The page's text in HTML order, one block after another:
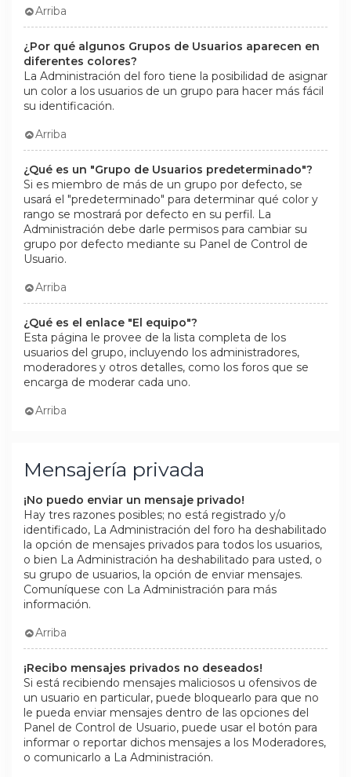
Arriba
¿Por qué algunos Grupos de Usuarios aparecen en
diferentes colores?
La Administración del foro tiene la posibilidad de asignar
un color a los usuarios de un grupo para hacer más fácil
su identificación.
Arriba
¿Qué es un "Grupo de Usuarios predeterminado"?
Si es miembro de más de un grupo por defecto, se
usará el "predeterminado" para determinar qué color y
rango se mostrará por defecto en su perfil. La
Administración debe darle permisos para cambiar su
grupo por defecto mediante su Panel de Control de
Usuario.
Arriba
¿Qué es el enlace "El equipo"?
Esta página le provee de la lista completa de los
usuarios del grupo, incluyendo los administradores,
moderadores y otros detalles, como los foros que se
encarga de moderar cada uno.
Arriba
Mensajería privada
¡No puedo enviar un mensaje privado!
Hay tres razones posibles; no está registrado y/o
identificado, La Administración del foro ha deshabilitado
la opción de mensajes privados para todos los usuarios,
o bien La Administración ha deshabilitado para usted, o
su grupo de usuarios, la opción de enviar mensajes.
Comuníquese con La Administración para más
información.
Arriba
¡Recibo mensajes privados no deseados!
Si está recibiendo mensajes maliciosos u ofensivos de
un usuario en particular, puede bloquearlo para que no
le pueda enviar mensajes dentro de las opciones del
Panel de Control de Usuario, puede usar el botón para
informar o reportar dichos mensajes a los Moderadores,
o comunicarlo a La Administración.